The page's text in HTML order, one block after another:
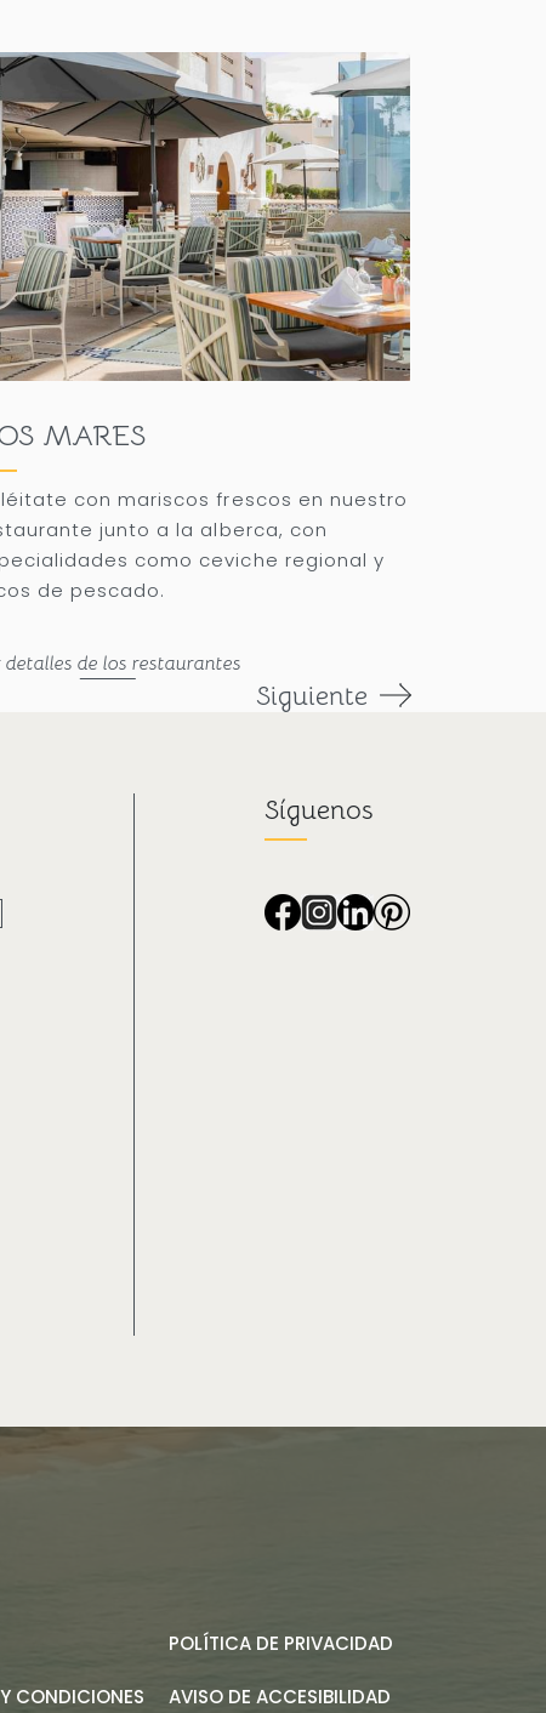
MARES
con mariscos frescos en nuestro
junto a la alberca, con
como ceviche regional y
de pescado.
detalles de los restaurantes
Siguiente
Síguenos
POLÍTICA DE PRIVACIDAD
CONDICIONES AVISO DE ACCESIBILIDAD